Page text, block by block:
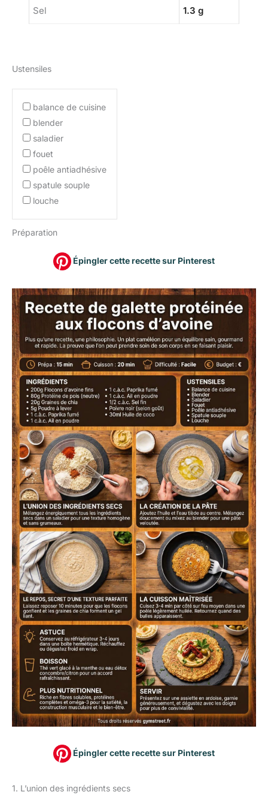
Sel 1.3 g
Ustensiles
balance de cuisine
blender
saladier
fouet
poêle antiadhésive
spatule souple
louche
Préparation
Épingler cette recette sur Pinterest
Épingler cette recette sur Pinterest
1. L’union des ingrédients secs